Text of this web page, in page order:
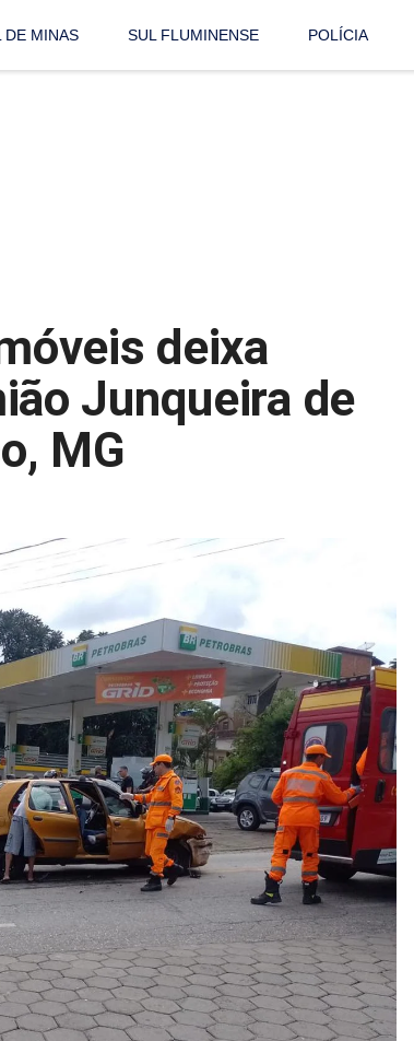
DE MINAS SUL FLUMINENSE POLÍCIA
deixa
Junqueira de
MG